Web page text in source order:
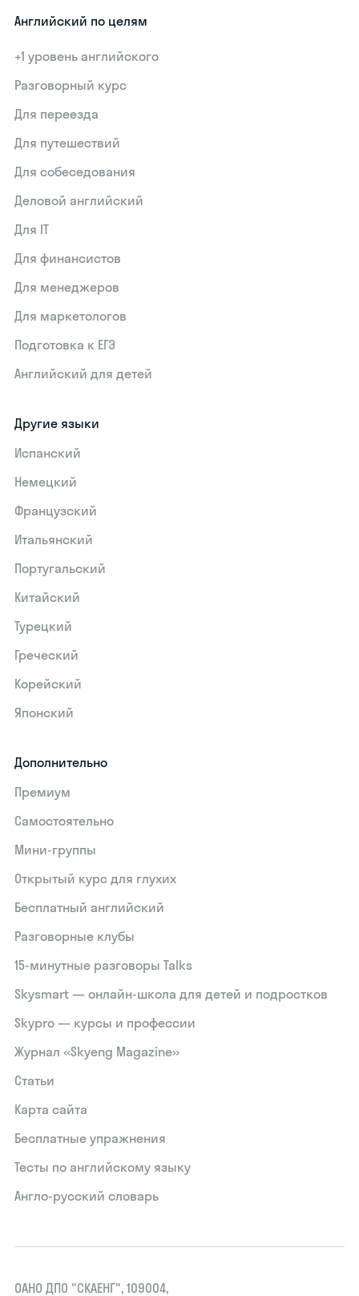
Английский по целям
+1 уровень английского
Разговорный курс
Для переезда
Для путешествий
Для собеседования
Деловой английский
Для IT
Для финансистов
Для менеджеров
Для маркетологов
Подготовка к ЕГЭ
Английский для детей
Другие языки
Испанский
Немецкий
Французский
Итальянский
Португальский
Китайский
Турецкий
Греческий
Корейский
Японский
Дополнительно
Премиум
Самостоятельно
Мини-группы
Открытый курс для глухих
Бесплатный английский
Разговорные клубы
15‑минутные разговоры Talks
Skysmart — онлайн-школа для детей и подростков
Skypro — курсы и профессии
Журнал «Skyeng Magazine»
Статьи
Карта сайта
Бесплатные упражнения
Тесты по английскому языку
Англо-русский словарь
ОАНО ДПО "СКАЕНГ", 109004,